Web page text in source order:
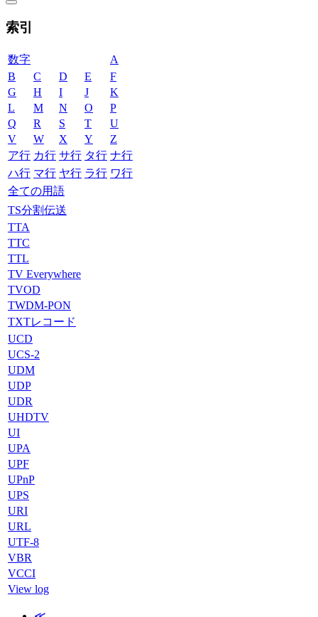
索引
数字
A
B
C D E
F
G
H I J
K
L
M N O
P
Q
R S T
U
V
W X Y
Z
ア行 カ行 サ行 タ行 ナ行
ハ行 マ行 ヤ行 ラ行 ワ行
全ての用語
TS分割伝送
TTA
TTC
TTL
TV Everywhere
TVOD
TWDM-PON
TXTレコード
UCD
UCS-2
UDM
UDP
UDR
UHDTV
UI
UPA
UPF
UPnP
UPS
URI
URL
UTF-8
VBR
VCCI
View log